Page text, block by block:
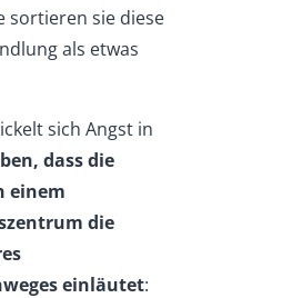
sortieren sie diese
als etwas
sich Angst in
dass die
einem
die
einläutet: